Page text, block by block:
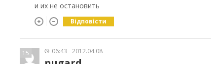
и их не остановить
Відповісти
15 06:43 2012.04.08